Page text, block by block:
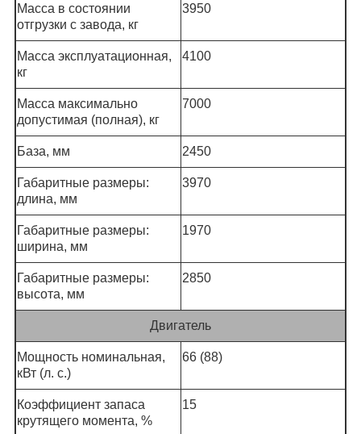
Масса в состоянии
отгрузки с завода, кг
3950
Масса эксплуатационная,
кг
4100
Масса максимально
допустимая (полная), кг
7000
База, мм 2450
Габаритные размеры:
длина, мм
3970
Габаритные размеры:
ширина, мм
1970
Габаритные размеры:
высота, мм
2850
Двигатель
Мощность номинальная,
кВт (л. с.)
66 (88)
Коэффициент запаса
крутящего момента, %
15